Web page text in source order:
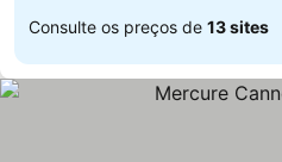
Consulte os preços de 13 sites